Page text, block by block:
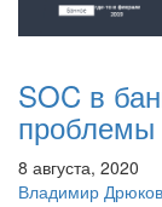
SOC в
проблемы
8 августа, 2020
Владимир Дрюков